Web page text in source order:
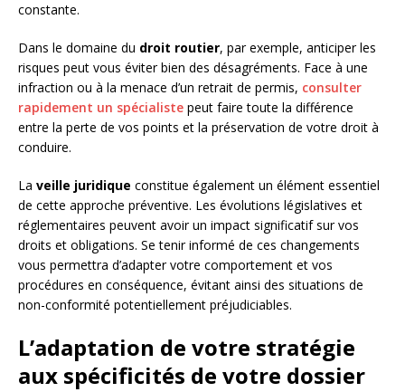
constante.
Dans le domaine du droit routier, par exemple, anticiper les
risques peut vous éviter bien des désagréments. Face à une
infraction ou à la menace d’un retrait de permis, consulter
rapidement un spécialiste peut faire toute la différence
entre la perte de vos points et la préservation de votre droit à
conduire.
La veille juridique constitue également un élément essentiel
de cette approche préventive. Les évolutions législatives et
réglementaires peuvent avoir un impact significatif sur vos
droits et obligations. Se tenir informé de ces changements
vous permettra d’adapter votre comportement et vos
procédures en conséquence, évitant ainsi des situations de
non-conformité potentiellement préjudiciables.
L’adaptation de votre stratégie
aux spécificités de votre dossier